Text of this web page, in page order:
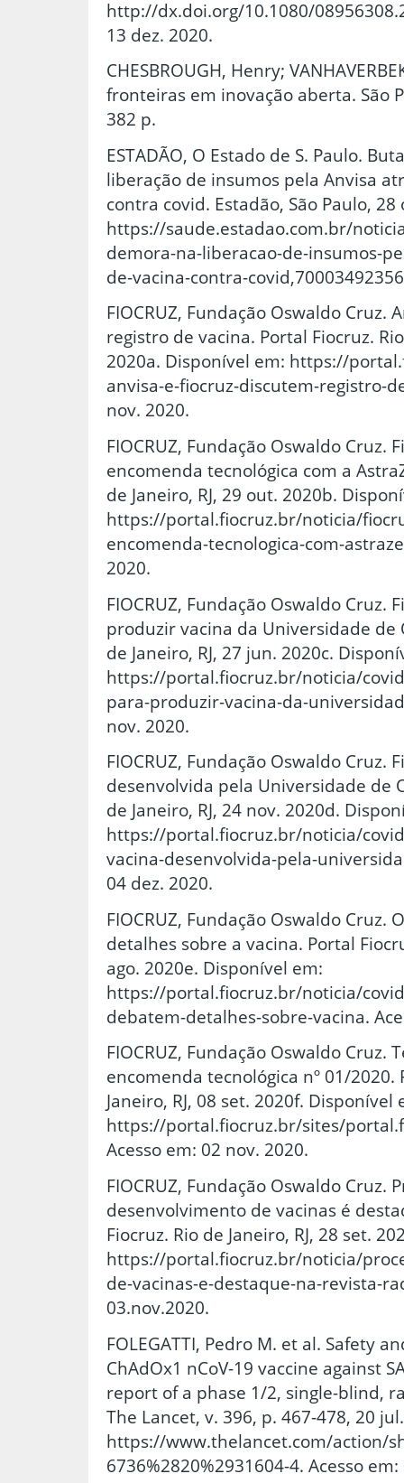
http://dx.doi.org/10.1080/
13 dez. 2020.
CHESBROUGH, Henry;
fronteiras em inovação aberta. São
382 p.
ESTADÃO, O Estado de S. Paulo.
liberação de insumos pela Anvisa
contra covid. Estadão, São Paulo,
https://saude.estadao.com.br/
demora-na-liberacao-de-insumos-
de-vacina-contra-
FIOCRUZ, Fundação Oswaldo Cruz.
registro de vacina. Portal Fiocruz.
2020a. Disponível em: https://
anvisa-e-fiocruz-discutem-registro-
nov. 2020.
FIOCRUZ, Fundação Oswaldo Cruz.
encomenda tecnológica com a
de Janeiro, RJ, 29 out. 2020b.
https://portal.fiocruz.br/noticia/
encomenda-tecnologica-com-
2020.
FIOCRUZ, Fundação Oswaldo
produzir vacina da Universidade de
de Janeiro, RJ, 27 jun. 2020c.
https://portal.fiocruz.br/noticia/
para-produzir-vacina-da-
nov. 2020.
FIOCRUZ, Fundação Oswaldo Cruz.
desenvolvida pela Universidade de
de Janeiro, RJ, 24 nov. 2020d.
https://portal.fiocruz.br/noticia/
vacina-desenvolvida-pela-
04 dez. 2020.
FIOCRUZ, Fundação Oswaldo Cruz.
detalhes sobre a vacina. Portal
ago. 2020e. Disponível em:
https://portal.fiocruz.br/noticia/
debatem-detalhes-sobre-vacina.
FIOCRUZ, Fundação Oswaldo Cruz.
encomenda tecnológica nº 01/2020.
Janeiro, RJ, 08 set. 2020f. Disponível
https://portal.fiocruz.br/sites/
Acesso em: 02 nov. 2020.
FIOCRUZ, Fundação Oswaldo Cruz.
desenvolvimento de vacinas é
Fiocruz. Rio de Janeiro, RJ, 28 set.
https://portal.fiocruz.br/noticia/
de-vacinas-e-destaque-na-revista-
03.nov.2020.
FOLEGATTI, Pedro M. et al. Safety
ChAdOx1 nCoV-19 vaccine against
report of a phase 1/2, single-blind,
The Lancet, v. 396, p. 467-478, 20
https://www.thelancet.com/action/
6736%2820%2931604-4. Acesso